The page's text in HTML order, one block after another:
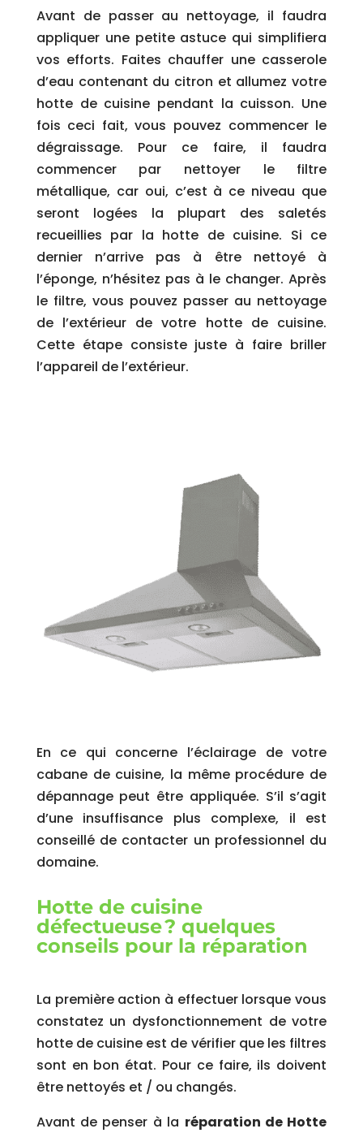
Avant de passer au nettoyage, il faudra
appliquer une petite astuce qui simplifiera
vos efforts. Faites chauffer une casserole
d’eau contenant du citron et allumez votre
hotte de cuisine pendant la cuisson. Une
fois ceci fait, vous pouvez commencer le
dégraissage. Pour ce faire, il faudra
commencer par nettoyer le filtre
métallique, car oui, c’est à ce niveau que
seront logées la plupart des saletés
recueillies par la hotte de cuisine. Si ce
dernier n’arrive pas à être nettoyé à
l’éponge, n’hésitez pas à le changer. Après
le filtre, vous pouvez passer au nettoyage
de l’extérieur de votre hotte de cuisine.
Cette étape consiste juste à faire briller
l’appareil de l’extérieur.
En ce qui concerne l’éclairage de votre
cabane de cuisine, la même procédure de
dépannage peut être appliquée. S’il s’agit
d’une insuffisance plus complexe, il est
conseillé de contacter un professionnel du
domaine.
Hotte de cuisine
défectueuse ? quelques
conseils pour la réparation
La première action à effectuer lorsque vous
constatez un dysfonctionnement de votre
hotte de cuisine est de vérifier que les filtres
sont en bon état. Pour ce faire, ils doivent
être nettoyés et / ou changés.
Avant de penser à la réparation de Hotte